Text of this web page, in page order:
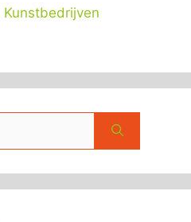
Kunstbedrijven